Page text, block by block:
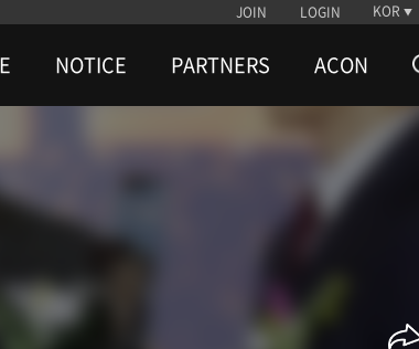
JOIN LOGIN KOR
NOTICE PARTNERS ACON